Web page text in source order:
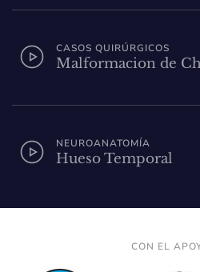
CASOS QUIRÚRGICOS
Malformacion de
NEUROANATOMÍA
Hueso Temporal
CON EL